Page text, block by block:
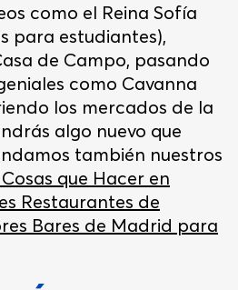
como el Reina Sofía
para estudiantes),
de Campo, pasando
como Cavanna
los mercados de la
algo nuevo que
también nuestros
que Hacer en
Restaurantes de
Bares de Madrid para